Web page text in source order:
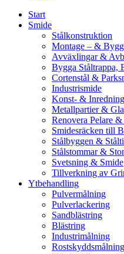
Start
Smide
Stålkonstruktion
Montage – &
Avväxlingar &
Bygga Ståltrappa,
Cortenstål &
Industrismide
Konst- &
Metallpartier &
Renovera Pelare
Smidesräcken till
Stålbyggen &
Stålstommar &
Svetsning & Smide
Tillverkning av
Ytbehandling
Pulvermålning
Pulverlackering
Sandblästring
Blästring
Industrimålning
Rostskyddsmålning